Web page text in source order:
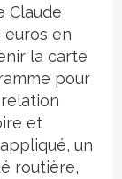
Claude
euros en
la carte
pour
et
un
routière,